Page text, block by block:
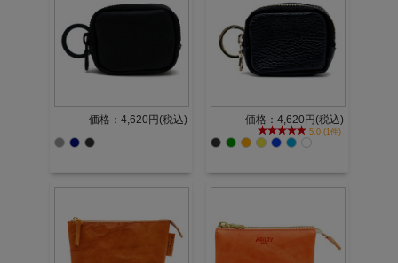
価格：4,620円(税込) 価格：4,620円(税込)
5.0 (1件)